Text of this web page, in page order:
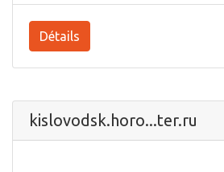
Détails
kislovodsk.horo...ter.ru